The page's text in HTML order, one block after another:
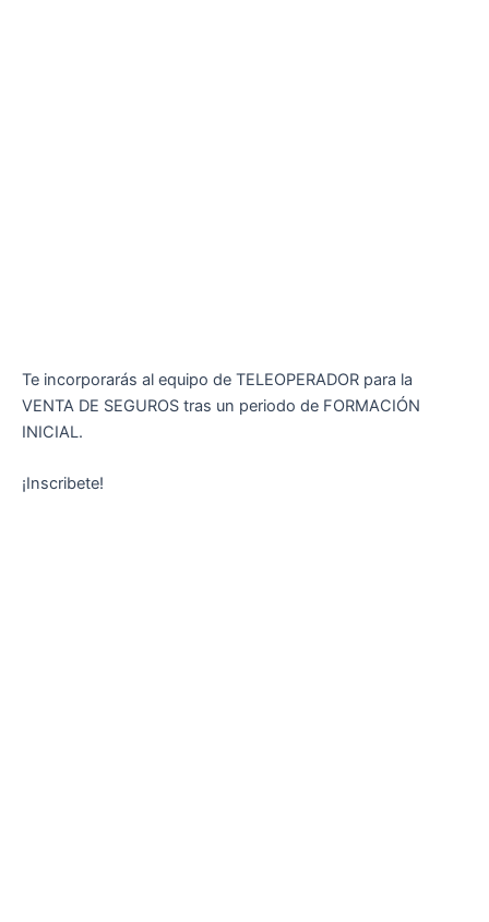
Te incorporarás al equipo de TELEOPERADOR para la
VENTA DE SEGUROS tras un periodo de FORMACIÓN
INICIAL.
¡Inscribete!